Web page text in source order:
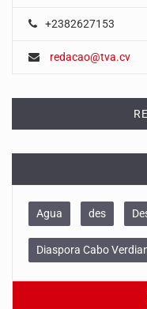
+2382627153
redacao@tva.cv
Agua des
Diaspora Cabo